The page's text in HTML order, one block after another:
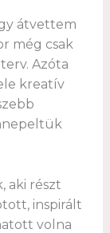
átvettem
még csak
Azóta
kreatív
aki részt
inspirált
volna